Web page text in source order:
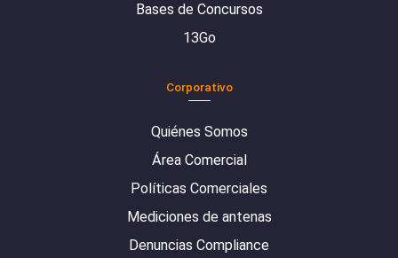
Bases de Concursos
13Go
Corporativo
Quiénes Somos
Área Comercial
Políticas Comerciales
Mediciones de antenas
Denuncias Compliance